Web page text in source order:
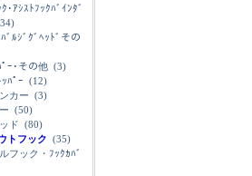
･ｱｼｽﾄﾌｯｸﾊﾞｲﾝﾀﾞ
ﾞﾙｼﾞｸﾞﾍｯﾄﾞその
ﾟｰ･その他 (3)
ﾊﾟｰ (12)
カー (3)
(50)
ド (80)
トフック (35)
フック・ﾌｯｸｶﾊﾞ